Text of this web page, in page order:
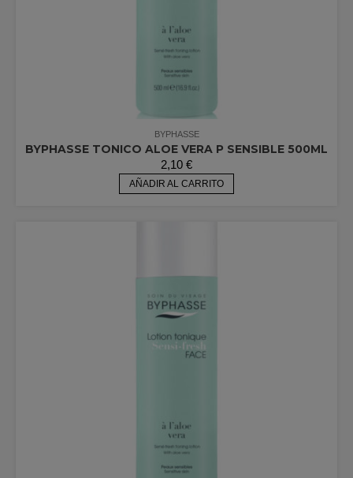
BYPHASSE
BYPHASSE TONICO ALOE VERA P SENSIBLE 500ML
2,10 €
AÑADIR AL CARRITO